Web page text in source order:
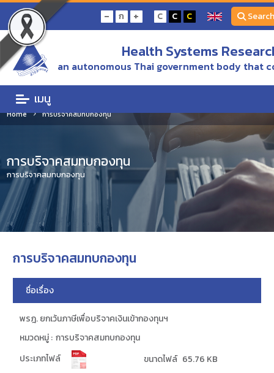
- ก + C C C Search
Health Systems
an autonomous Thai government body that
เมนู
Home การบริจาคสมทบกองทุน
การบริจาคสมทบกองทุน
การบริจาคสมทบกองทุน
การบริจาคสมทบกองทุน
ชื่อเรื่อง
พรฎ. ยกเว้นภาษีเพื่อบริจาคเงินเข้ากองทุนฯ
หมวดหมู่ : การบริจาคสมทบกองทุน
ประเภทไฟล์
ขนาดไฟล์ 65.76 KB